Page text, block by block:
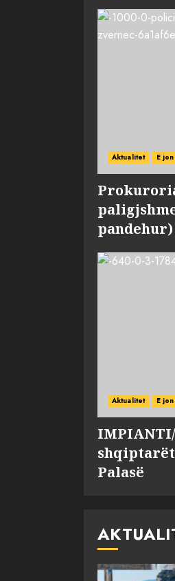
Aktualitet E
pandehur)
Aktualitet E
shqiptarët
Palasë